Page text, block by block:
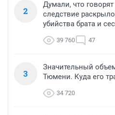
2
Думали, что
следствие
убийства брата и
39 760 47
3
Значительный
Тюмени. Куда его
34 720